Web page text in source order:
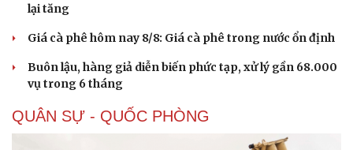
Sức khỏe
Dinh dưỡng - món ngon
Cây thuốc
Nhi khoa
Nam khoa
Đời sống
Nhà đẹp
lại tăng
Giá cà phê hôm nay 8/8: Giá cà phê trong nước ổn định
Buôn lậu, hàng giả diễn biến phức tạp, xử lý gần 68.000
vụ trong 6 tháng
QUÂN SỰ - QUỐC PHÒNG